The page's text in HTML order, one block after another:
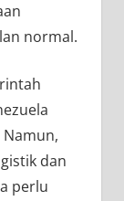
normal.
dan
perlu